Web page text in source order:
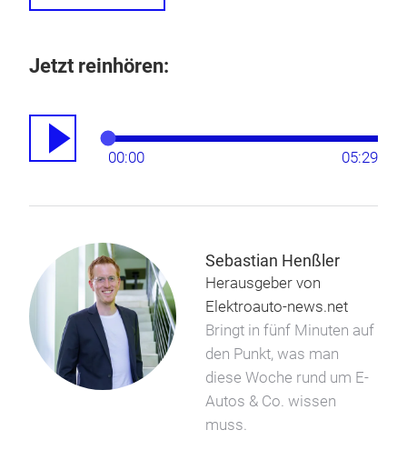
Jetzt reinhören:
00:00 05:29
Sebastian Henßler
Herausgeber von
Elektroauto-news.net
Bringt in fünf Minuten auf
den Punkt, was man
diese Woche rund um E-
Autos & Co. wissen
muss.